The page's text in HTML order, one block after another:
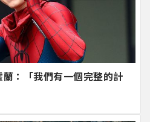
：「我們有一個完整的計